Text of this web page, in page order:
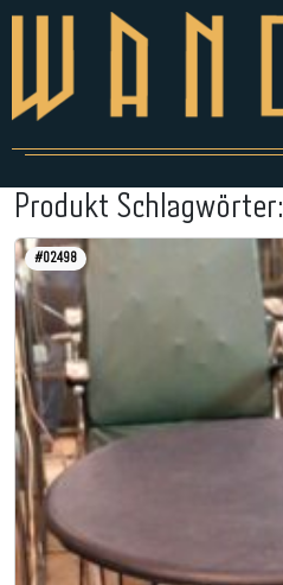
Produkt Schlagwörter:
#02498